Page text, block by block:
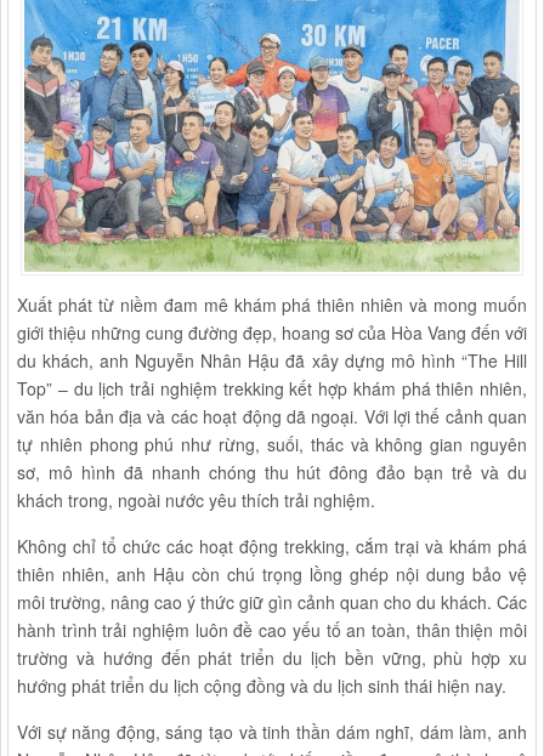
Xuất phát từ niềm đam mê khám phá thiên nhiên và mong muốn
giới thiệu những cung đường đẹp, hoang sơ của Hòa Vang đến với
du khách, anh Nguyễn Nhân Hậu đã xây dựng mô hình “The Hill
Top” – du lịch trải nghiệm trekking kết hợp khám phá thiên nhiên,
văn hóa bản địa và các hoạt động dã ngoại. Với lợi thế cảnh quan
tự nhiên phong phú như rừng, suối, thác và không gian nguyên
sơ, mô hình đã nhanh chóng thu hút đông đảo bạn trẻ và du
khách trong, ngoài nước yêu thích trải nghiệm.
Không chỉ tổ chức các hoạt động trekking, cắm trại và khám phá
thiên nhiên, anh Hậu còn chú trọng lồng ghép nội dung bảo vệ
môi trường, nâng cao ý thức giữ gìn cảnh quan cho du khách. Các
hành trình trải nghiệm luôn đề cao yếu tố an toàn, thân thiện môi
trường và hướng đến phát triển du lịch bền vững, phù hợp xu
hướng phát triển du lịch cộng đồng và du lịch sinh thái hiện nay.
Với sự năng động, sáng tạo và tinh thần dám nghĩ, dám làm, anh